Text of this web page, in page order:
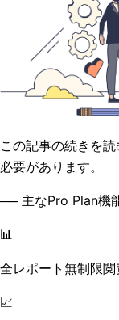
この記事の続きを
必要があります。
── 主なPro Plan機
📊
全レポート無制限閲
📈